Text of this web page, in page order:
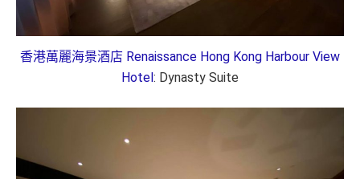
香港萬麗海景酒店 Renaissance Hong Kong Harbour View
Hotel : Dynasty Suite